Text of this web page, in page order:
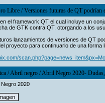
Libre/Versiones futuras de QT podrían
el framework QT el cual incluye un
de GTK contra QT, otorgando a los
lanzamientos de versiones de QT
proyecto para continuarlo de una
/Abril negro/Abril Negro 2020- Dudas,
2020